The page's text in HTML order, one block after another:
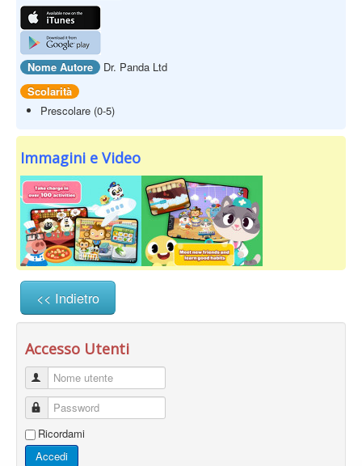
Nome Autore
Dr. Panda Ltd
Scolarità
Prescolare (0-5)
Immagini e Video
<< Indietro
Accesso Utenti
Nome utente
Password
Ricordami
Accedi